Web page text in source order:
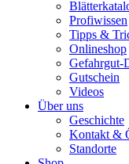
Profiwissen
Tipps &
Onlineshop
Gefahrgut-
Gutschein
Videos
Über uns
Geschichte
Kontakt &
Standorte